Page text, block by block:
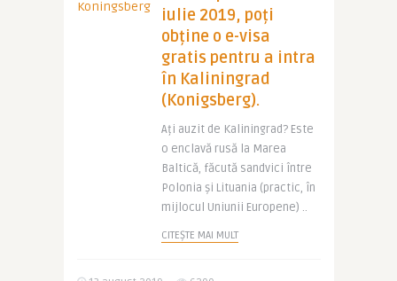
iulie 2019, poți
obține o e-visa
gratis pentru a intra
în Kaliningrad
(Konigsberg).
Ați auzit de Kaliningrad? Este
o enclavă rusă la Marea
Baltică, făcută sandvici între
Polonia și Lituania (practic, în
mijlocul Uniunii Europene) ..
CITEȘTE MAI MULT